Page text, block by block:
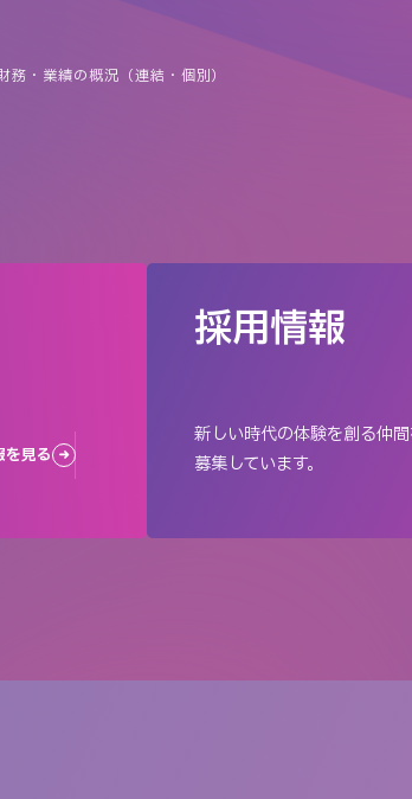
・業績の概況（連結・個別）
を見る
採用情報
新しい時代の体験を創る仲
募集しています。